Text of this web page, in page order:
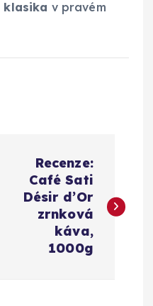
klasika v pravém
Recenze:
Café Sati
Désir d’Or
zrnková
káva,
1000g